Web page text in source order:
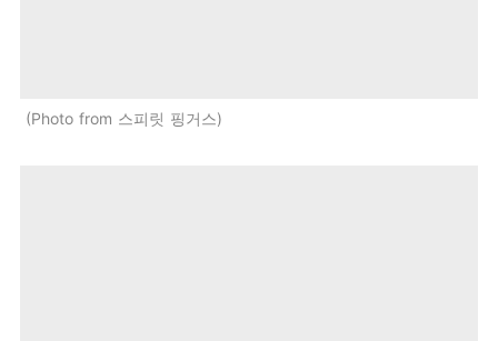
Photo from 스피릿 핑거스